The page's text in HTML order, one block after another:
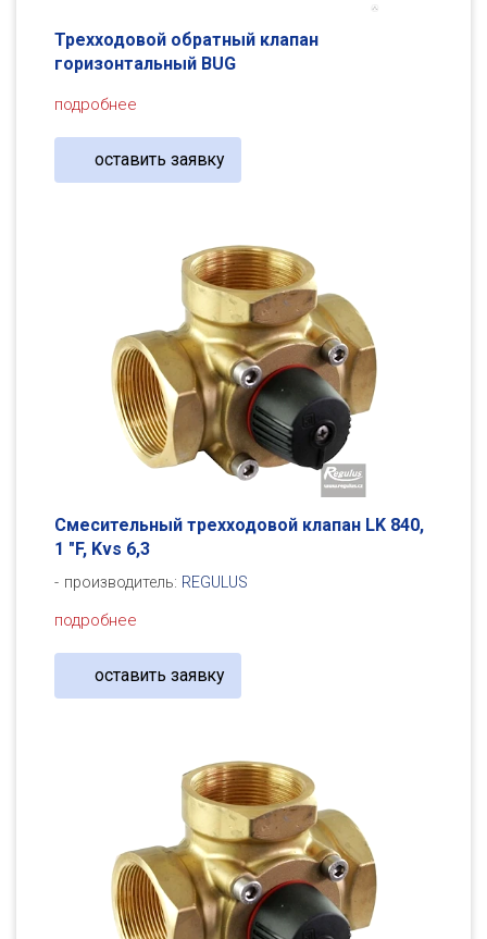
Трехходовой обратный клапан
горизонтальный BUG
подробнее
оставить заявку
Смесительный трехходовой клапан LK 840,
1 "F, Kvs 6,3
производитель: REGULUS
подробнее
оставить заявку